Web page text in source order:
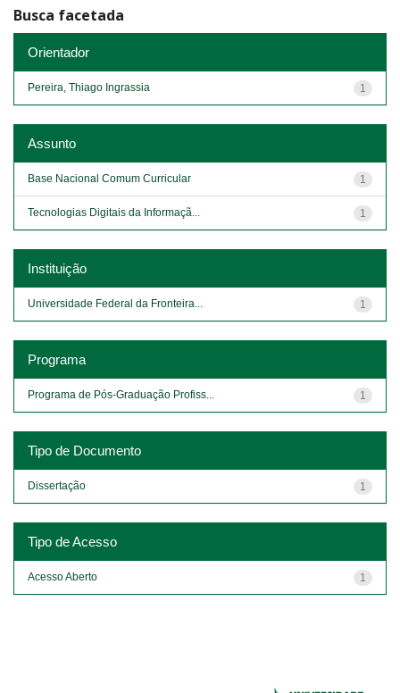
Busca facetada
Orientador
1
Pereira, Thiago Ingrassia
Assunto
1
Base Nacional Comum Curricular
1
Tecnologias Digitais da Informaçã...
Instituição
1
Universidade Federal da Fronteira...
Programa
1
Programa de Pós-Graduação Profiss...
Tipo de Documento
1
Dissertação
Tipo de Acesso
1
Acesso Aberto